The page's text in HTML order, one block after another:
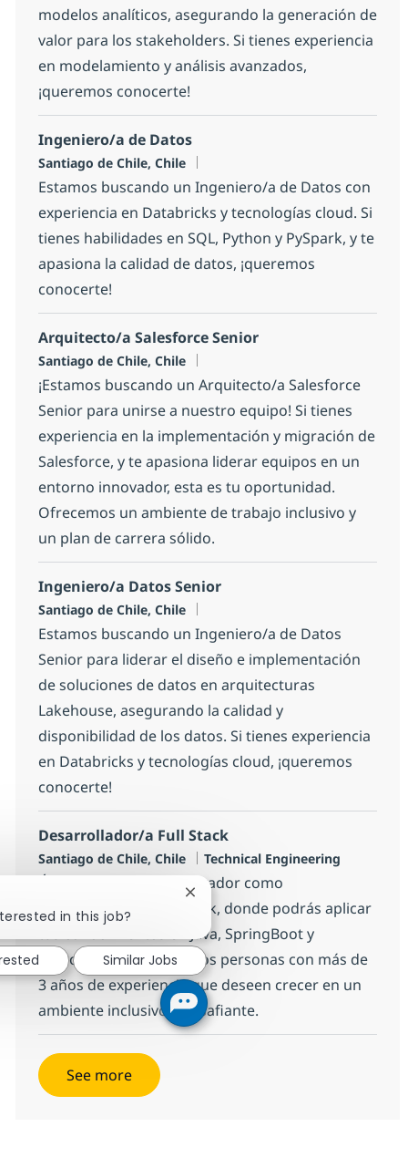
modelos analíticos, asegurando la generación de
valor para los stakeholders. Si tienes experiencia
en modelamiento y análisis avanzados,
¡queremos conocerte!
Ingeniero/a de Datos
Location
Santiago de Chile, Chile
Estamos buscando un Ingeniero/a de Datos con
experiencia en Databricks y tecnologías cloud. Si
tienes habilidades en SQL, Python y PySpark, y te
apasiona la calidad de datos, ¡queremos
conocerte!
Arquitecto/a Salesforce Senior
Location
Santiago de Chile, Chile
¡Estamos buscando un Arquitecto/a Salesforce
Senior para unirse a nuestro equipo! Si tienes
experiencia en la implementación y migración de
Salesforce, y te apasiona liderar equipos en un
entorno innovador, esta es tu oportunidad.
Ofrecemos un ambiente de trabajo inclusivo y
un plan de carrera sólido.
Ingeniero/a Datos Senior
Location
Santiago de Chile, Chile
Estamos buscando un Ingeniero/a de Datos
Senior para liderar el diseño e implementación
de soluciones de datos en arquitecturas
Lakehouse, asegurando la calidad y
disponibilidad de los datos. Si tienes experiencia
en Databricks y tecnologías cloud, ¡queremos
conocerte!
Desarrollador/a Full Stack
Location
Santiago de Chile, Chile Category
Technical Engineering
Únete a un equipo innovador como
Desarrollador/a Full Stack, donde podrás aplicar
tus conocimientos en Java, SpringBoot y
Microservicios. Buscamos personas con más de
3 años de experiencia que deseen crecer en un
ambiente inclusivo y desafiante.
See more
in this job?
Close chatbot notification
Similar Jobs